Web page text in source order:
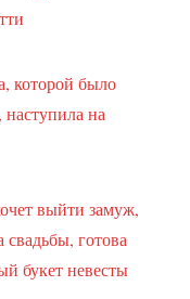
которой было
наступила на
выйти замуж,
свадьбы, готова
букет невесты